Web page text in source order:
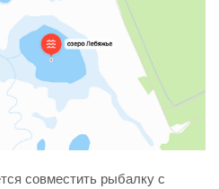
совместить рыбалку с